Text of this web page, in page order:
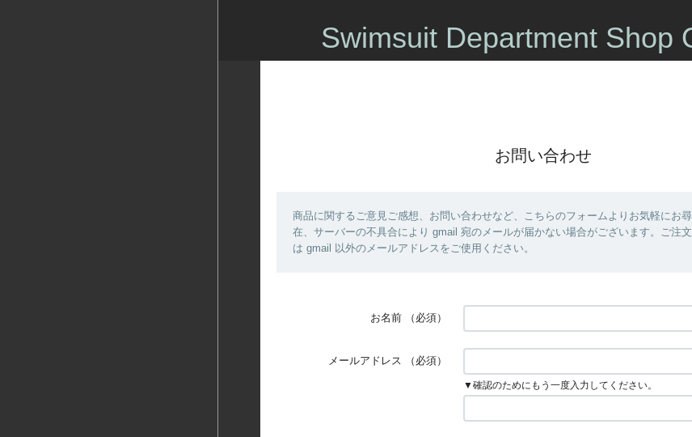
Swimsuit Department Shop
お問い合わせ
商品に関するご意見ご感想、お問い合わせなど、こちらのフォームよりお気軽にお
在、サーバーの不具合により gmail 宛のメールが届かない場合がございます。ご注
は gmail 以外のメールアドレスをご使用ください。
お名前 （必須）
メールアドレス （必須）
▼確認のためにもう一度入力してください。